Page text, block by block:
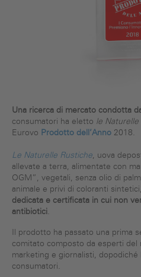
Una ricerca di mercato condotta
consumatori ha eletto le
Eurovo Prodotto dell’Anno 2018.
Le Naturelle Rustiche, uova
allevate a terra, alimentate con
OGM”, vegetali, senza olio di
animale e privi di coloranti
dedicata e certificata in cui non
antibiotici.
Il prodotto ha passato una prima
comitato composto da esperti del
marketing e giornalisti, dopodiché
consumatori.